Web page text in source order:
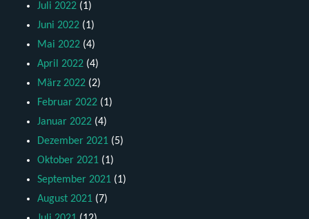
Juli 2022 (1)
Juni 2022 (1)
Mai 2022 (4)
April 2022 (4)
März 2022 (2)
Februar 2022 (1)
Januar 2022 (4)
Dezember 2021 (5)
Oktober 2021 (1)
September 2021 (1)
August 2021 (7)